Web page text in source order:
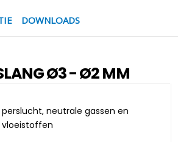
DOWNLOADS
Ø3 - Ø2 MM
perslucht, neutrale gassen en
vloeistoffen